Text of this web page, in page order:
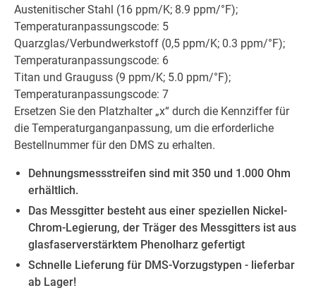
Austenitischer Stahl (16 ppm/K; 8.9 ppm/°F);
Temperaturanpassungscode: 5
Quarzglas/Verbundwerkstoff (0,5 ppm/K; 0.3 ppm/°F);
Temperaturanpassungscode: 6
Titan und Grauguss (9 ppm/K; 5.0 ppm/°F);
Temperaturanpassungscode: 7
Ersetzen Sie den Platzhalter „x“ durch die Kennziffer für
die Temperaturganganpassung, um die erforderliche
Bestellnummer für den DMS zu erhalten.
Dehnungsmessstreifen sind mit 350 und 1.000 Ohm
erhältlich.
Das Messgitter besteht aus einer speziellen Nickel-
Chrom-Legierung, der Träger des Messgitters ist aus
glasfaserverstärktem Phenolharz gefertigt
Schnelle Lieferung für DMS-Vorzugstypen - lieferbar
ab Lager!